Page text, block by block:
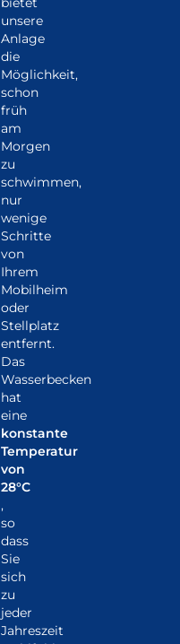
unsere
Anlage
die
Möglichkeit,
schon
früh
am
Morgen
zu
schwimmen,
nur
wenige
Schritte
von
Ihrem
Mobilheim
oder
Stellplatz
entfernt.
Das
Wasserbecken
hat
eine
konstante
Temperatur
von
28°C
,
so
dass
Sie
sich
zu
jeder
Jahreszeit